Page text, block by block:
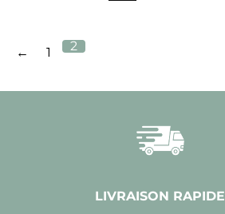
← 1 2
LIVRAISON RAPIDE